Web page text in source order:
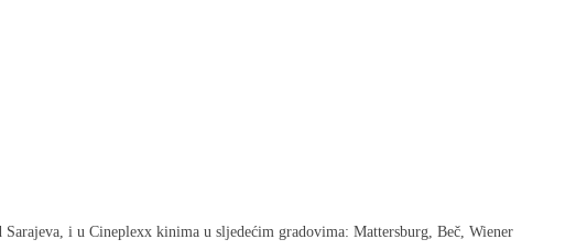
i u Cineplexx kinima u sljedećim gradovima: Mattersburg, Beč, Wiener